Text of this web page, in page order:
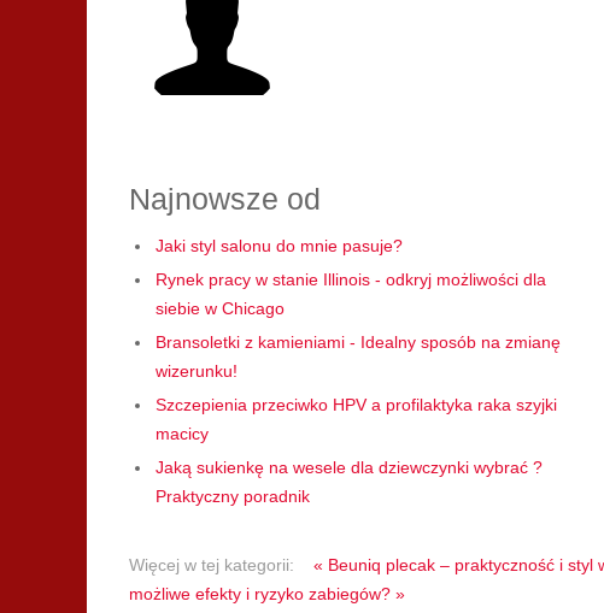
Najnowsze od
Jaki styl salonu do mnie pasuje?
Rynek pracy w stanie Illinois - odkryj możliwości dla
siebie w Chicago
Bransoletki z kamieniami - Idealny sposób na zmianę
wizerunku!
Szczepienia przeciwko HPV a profilaktyka raka szyjki
macicy
Jaką sukienkę na wesele dla dziewczynki wybrać ?
Praktyczny poradnik
Więcej w tej kategorii: « Beuniq plecak – praktyczność i styl
możliwe efekty i ryzyko zabiegów? »